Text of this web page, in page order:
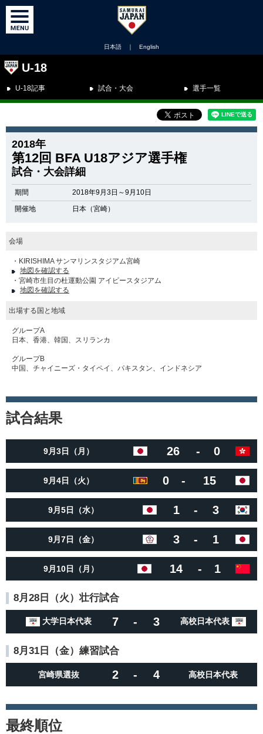
日本語 ｜ English
U-18
U-18記事 試合・大会 選手一覧
2018年
第12回 BFA U18アジア選手権
試合・大会詳細
期間
2018年9月3日～9月10日
開催地
日本（宮崎）
会場
・KIRISHIMA サンマリンスタジアム宮崎
地図を確認する
・宮崎市生目の杜運動公園 アイビースタジアム
地図を確認する
出場する国と地域
グループA
日本、香港、韓国、スリランカ
グループB
中国、チャイニーズ・タイペイ、パキスタン、インドネシア
試合結果
9月3日（月） 26 - 0
9月4日（火） 0 - 15
9月5日（水） 1 - 3
9月7日（金） 3 - 1
9月10日（月） 14 - 1
8月28日（火）壮行試合
大学日本代表 7 - 3 高校日本代表
8月31日（金）練習試合
宮崎県選抜 2 - 4 高校日本代表
最終順位